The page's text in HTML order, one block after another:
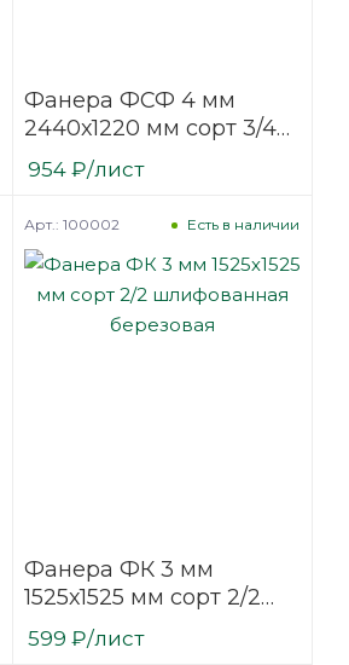
Фанера ФСФ 4 мм
2440х1220 мм сорт 3/4
нешлифованная
березовая
954₽/лист
Фанера ФК 3 мм
1525х1525 мм сорт 2/2
шлифованная
березовая
Есть в наличии
Арт.: 100002
599 ₽/лист